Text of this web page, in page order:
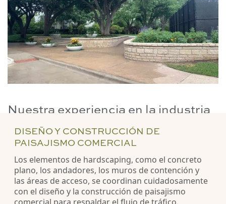
Nuestra experiencia en la industria
DISEÑO Y CONSTRUCCIÓN DE
PAISAJISMO COMERCIAL
Los elementos de hardscaping, como el concreto
plano, los andadores, los muros de contención y
las áreas de acceso, se coordinan cuidadosamente
con el diseño y la construcción de paisajismo